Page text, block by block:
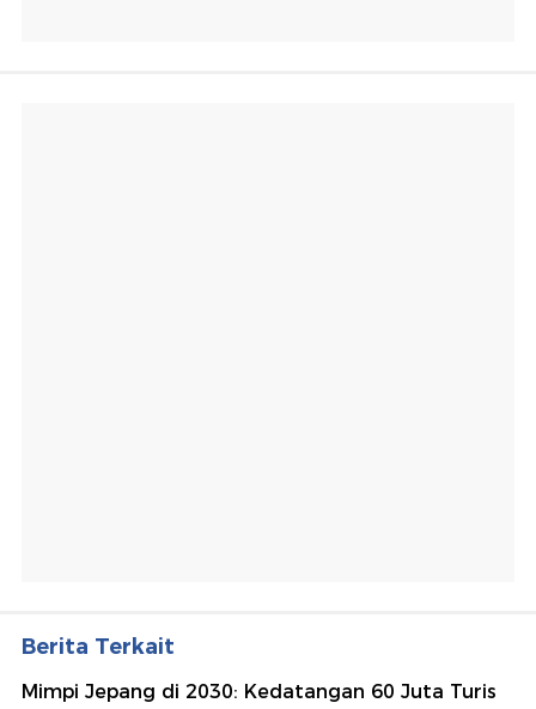
Berita Terkait
Mimpi Jepang di 2030: Kedatangan 60 Juta Turis